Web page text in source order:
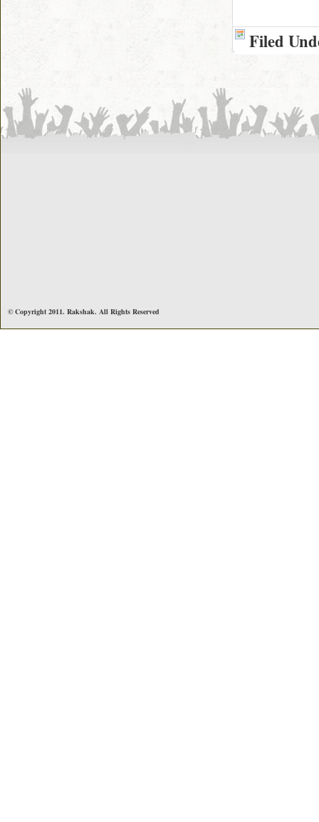
Filed
© Copyright 2011. Rakshak. All Rights Reserved